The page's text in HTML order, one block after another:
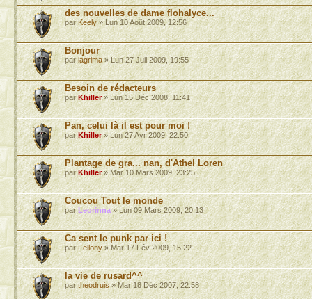
des nouvelles de dame flohalyce...
parKeely» Lun 10 Août 2009, 12:56
Bonjour
parlagrima» Lun 27 Juil 2009, 19:55
Besoin de rédacteurs
parKhiller» Lun 15 Déc 2008, 11:41
Pan, celui là il est pour moi !
parKhiller» Lun 27 Avr 2009, 22:50
Plantage de gra... nan, d'Athel Loren
parKhiller» Mar 10 Mars 2009, 23:25
Coucou Tout le monde
parLeorinna» Lun 09 Mars 2009, 20:13
Ca sent le punk par ici !
parFellony» Mar 17 Fév 2009, 15:22
la vie de rusard^^
partheodruis» Mar 18 Déc 2007, 22:58